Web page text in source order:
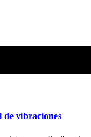
de vibraciones